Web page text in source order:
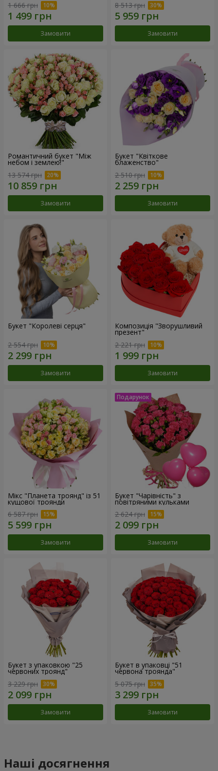
1 666 грн
Замовити
8 513 грн
Замовити
Романтичний букет "Між
небом і землею!"
13 574 грн
Замовити
Букет "Квіткове
блаженство"
2 510 грн
Замовити
Букет "Королеві серця"
2 554 грн
Замовити
Композиція "Зворушливий
презент"
2 221 грн
Замовити
Мікс "Планета троянд" із 51
кущової троянди
6 587 грн
Замовити
Букет "Чарівність" з
повітряними кульками
2 624 грн
Замовити
Букет з упаковкою "25
червоних троянд"
3 229 грн
Замовити
Букет в упаковці "51
червона троянда"
5 075 грн
Замовити
Наші досягнення